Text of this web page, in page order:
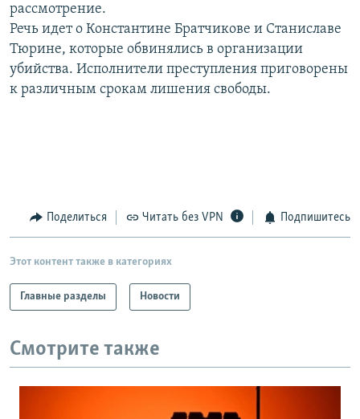
рассмотрение.
Речь идет о Константине Братчикове и Станиславе
Тюрине, которые обвинялись в организации
убийства. Исполнители преступления приговорены
к различным срокам лишения свободы.
Поделиться Читать без VPN Подпишитесь
Этот контент также в категориях
Главные разделы Новости
Смотрите также